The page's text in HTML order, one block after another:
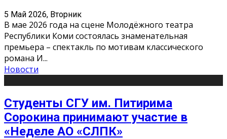
5 Май 2026, Вторник
В мае 2026 года на сцене Молодёжного театра
Республики Коми состоялась знаменательная
премьера – спектакль по мотивам классического
романа И...
Новости
Студенты СГУ им. Питирима
Сорокина принимают участие в
«Неделе АО «СЛПК»